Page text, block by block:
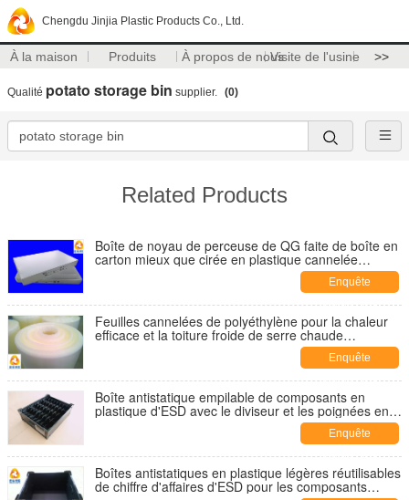
Chengdu Jinjia Plastic Products Co., Ltd.
À la maison Produits À propos de nousVisite de l'usine >>
Qualité potato storage bin supplier. (0)
Related Products
Boîte de noyau de perceuse de QG faite de boîte en
carton mieux que cirée en plastique cannelée
Enquête
maintenant
Feuilles cannelées de polyéthylène pour la chaleur
efficace et la toiture froide de serre chaude
Enquête
maintenant
Boîte antistatique empilable de composants en
plastique d'ESD avec le diviseur et les poignées en
Enquête
maintenant
Boîtes antistatiques en plastique légères réutilisables
de chiffre d'affaires d'ESD pour les composants